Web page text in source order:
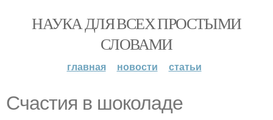
НАУКА ДЛЯ ВСЕХ ПРОСТЫМИ
СЛОВАМИ
главная новости статьи
Счастия в шоколаде